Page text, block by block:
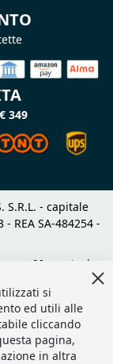
€ 349
S.R.L. - capitale
- REA SA-484254 -
Magento
|
si
ed utili alle
cliccando
pagina,
in altra